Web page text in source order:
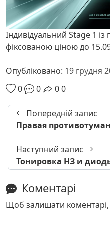
Індивідуальний Stage 1 із
фіксованою ціною до
Опубліковано: 19 грудня
0
0 00
Попередній запис
Правая
Наступний запис
Тонировка НЗ и
Коментарі
Щоб залишати коментарі,